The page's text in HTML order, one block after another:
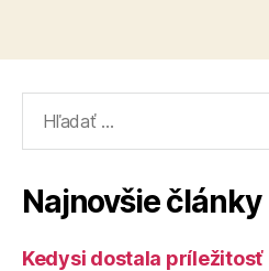
Najnovšie články
Kedysi dostala príležitosť